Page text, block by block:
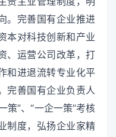
。完善国有企业推进
本对科技创新和产业
、运营公司改革，打
和进退流转专业化平
完善国有企业负责人
策”、“一企一策”考核
制度，弘扬企业家精